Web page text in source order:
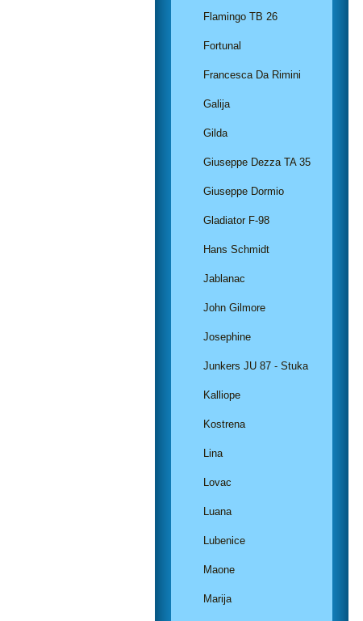
Flamingo TB 26
Fortunal
Francesca Da Rimini
Galija
Gilda
Giuseppe Dezza TA 35
Giuseppe Dormio
Gladiator F-98
Hans Schmidt
Jablanac
John Gilmore
Josephine
Junkers JU 87 - Stuka
Kalliope
Kostrena
Lina
Lovac
Luana
Lubenice
Maone
Marija